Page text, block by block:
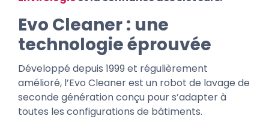
Evo Cleaner : une
technologie éprouvée
Développé depuis 1999 et régulièrement
amélioré, l’Evo Cleaner est un robot de lavage de
seconde génération conçu pour s’adapter à
toutes les configurations de bâtiments.